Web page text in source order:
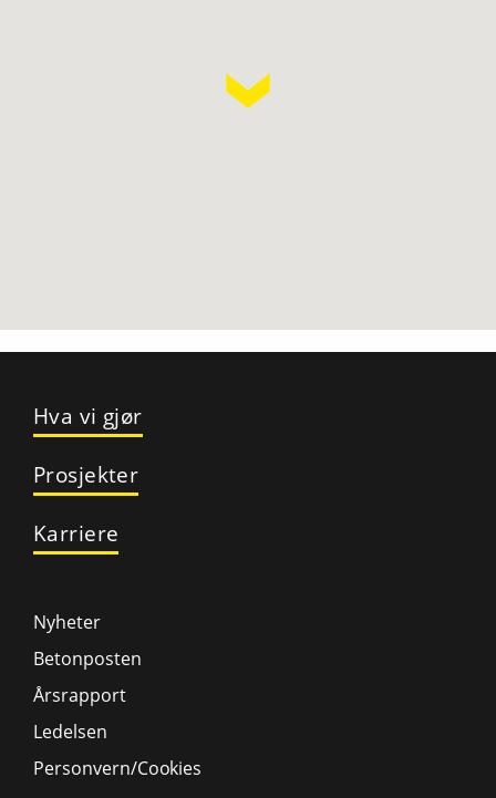
Hva vi gjør
Prosjekter
Karriere
Nyheter
Betonposten
Årsrapport
Ledelsen
Personvern/Cookies